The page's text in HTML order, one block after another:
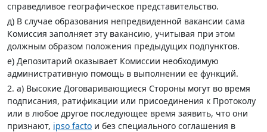
справедливое географическое представительство.
д) В случае образования непредвиденной вакансии сама
Комиссия заполняет эту вакансию, учитывая при этом
должным образом положения предыдущих подпунктов.
е) Депозитарий оказывает Комиссии необходимую
административную помощь в выполнении ее функций.
2. а) Высокие Договаривающиеся Стороны могут во время
подписания, ратификации или присоединения к Протоколу
или в любое другое последующее время заявить, что они
признают, ipso facto и без специального соглашения в